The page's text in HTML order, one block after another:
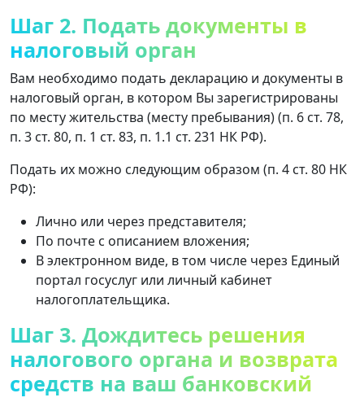
Шаг 2. Подать документы в
налоговый орган
Вам необходимо подать декларацию и документы в
налоговый орган, в котором Вы зарегистрированы
по месту жительства (месту пребывания) (п. 6 ст. 78,
п. 3 ст. 80, п. 1 ст. 83, п. 1.1 ст. 231 НК РФ).
Подать их можно следующим образом (п. 4 ст. 80 НК
РФ):
Лично или через представителя;
По почте с описанием вложения;
В электронном виде, в том числе через Единый
портал госуслуг или личный кабинет
налогоплательщика.
Шаг 3. Дождитесь решения
налогового органа и возврата
средств на ваш банковский